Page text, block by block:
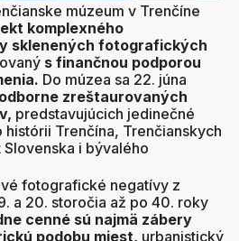
múzeum v Trenčíne
komplexného
sklenených fotografických
s finančnou podporou
Do múzea sa 22. júna
zreštaurovaných
predstavujúcich jedinečné
Trenčína, Trenčianskych
i bývalého
fotografické negatívy z
a 20. storočia až po 40. roky
cenné sú najmä zábery
podobu miest, urbanistický